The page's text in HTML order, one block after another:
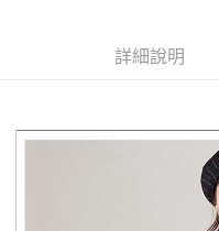
每筆NT$80，滿NT$2,000(含
每筆NT$80，滿NT$2,000(含
詳細說明